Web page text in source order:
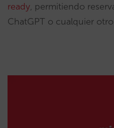
ready, permitiendo
ChatGPT o cualquier